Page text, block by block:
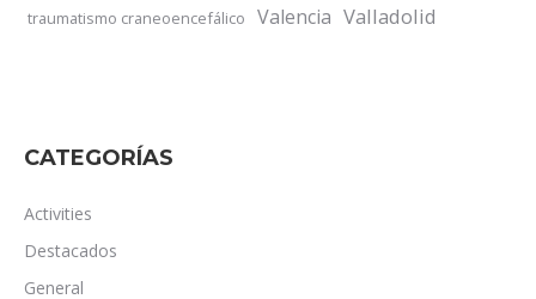
traumatismo craneoencefálico Valencia Valladolid
CATEGORÍAS
Activities
Destacados
General